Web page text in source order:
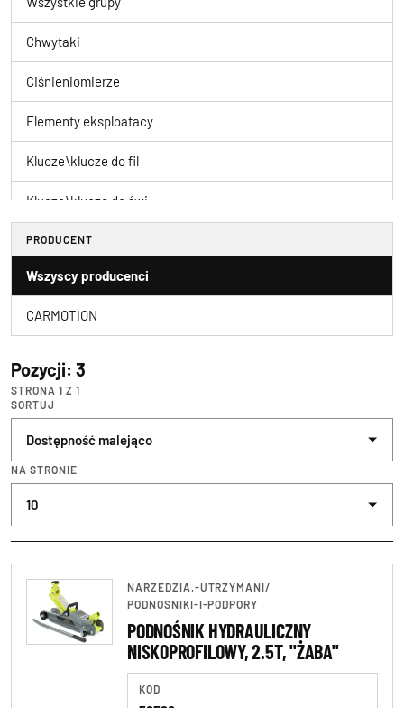
Pozycji: 3
STRONA 1 Z 1
SORTUJ
NA STRONIE
NARZEDZIA,-UTRZYMANI/
PODNOSNIKI-I-PODPORY
PODNOŚNIK HYDRAULICZNY
NISKOPROFILOWY, 2.5T, "ŻABA"
KOD
Chwytaki
Ciśnieniomierze
Elementy eksploatacy
Klucze\klucze do fil
Klucze\klucze do świ
Klucze\klucze dynamo
Klucze\klucze gięte
Klucze\klucze imbuso
Klucze\klucze krzyża
Klucze\klucze płaski
Klucze\klucze telesk
Klucze\klucze wielof
Pneumatyczne
Podnośniki i podpory
Rękawice robocze
PRODUCENT
Wszyscy producenci
CARMOTION